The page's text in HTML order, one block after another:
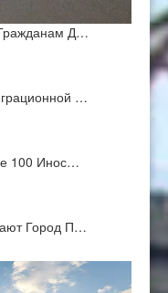
Д…
…
100 Инос…
Город П…